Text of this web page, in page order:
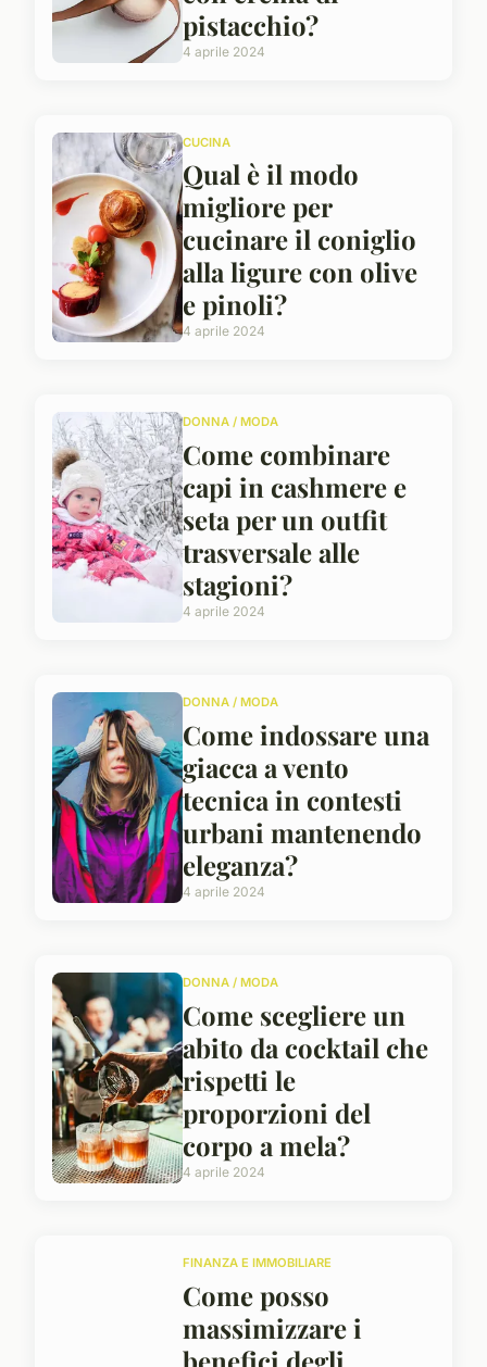
pistacchio?
4 aprile 2024
CUCINA
Qual è il modo
migliore per
cucinare il coniglio
alla ligure con olive
e pinoli?
4 aprile 2024
DONNA / MODA
Come combinare
capi in cashmere e
seta per un outfit
trasversale alle
stagioni?
4 aprile 2024
DONNA / MODA
Come indossare una
giacca a vento
tecnica in contesti
urbani mantenendo
eleganza?
4 aprile 2024
DONNA / MODA
Come scegliere un
abito da cocktail che
rispetti le
proporzioni del
corpo a mela?
4 aprile 2024
FINANZA E IMMOBILIARE
Come posso
massimizzare i
benefici degli